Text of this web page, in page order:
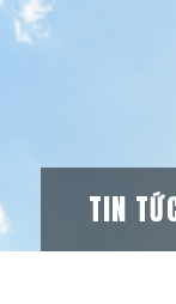
TIN